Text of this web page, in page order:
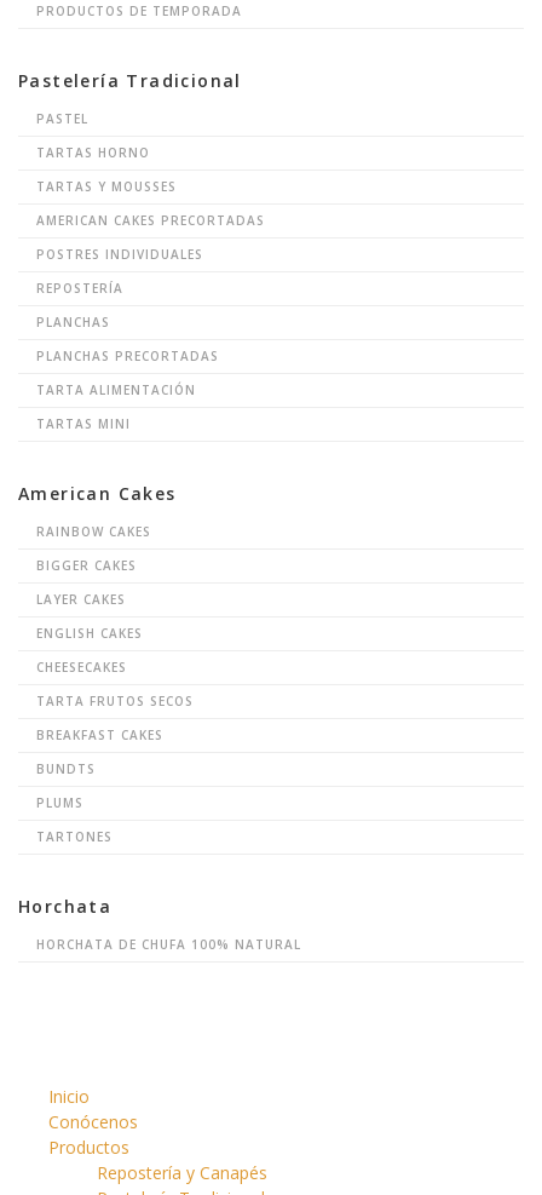
PRODUCTOS DE TEMPORADA
Pastelería Tradicional
PASTEL
TARTAS HORNO
TARTAS Y MOUSSES
AMERICAN CAKES PRECORTADAS
POSTRES INDIVIDUALES
REPOSTERÍA
PLANCHAS
PLANCHAS PRECORTADAS
TARTA ALIMENTACIÓN
TARTAS MINI
American Cakes
RAINBOW CAKES
BIGGER CAKES
LAYER CAKES
ENGLISH CAKES
CHEESECAKES
TARTA FRUTOS SECOS
BREAKFAST CAKES
BUNDTS
PLUMS
TARTONES
Horchata
HORCHATA DE CHUFA 100% NATURAL
Inicio
Conócenos
Productos
Repostería y Canapés